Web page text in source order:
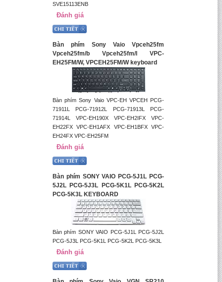
SVE15113ENB
Đánh giá
Bàn phím Sony Vaio Vpceh25fm
Vpceh25fm/b Vpceh25fm/l VPC-
EH25FM/W, VPCEH25FM/W keyboard
Bàn phím Sony Vaio VPC-EH VPCEH PCG-
71911L PCG-71912L PCG-71913L PCG-
71914L VPC-EH190X VPC-EH2IFX VPC-
EH22FX VPC-EH1AFX VPC-EH1BFX VPC-
EH24FX VPC-EH25FM
Đánh giá
Bàn phím SONY VAIO PCG-5J1L PCG-
5J2L PCG-5J3L PCG-5K1L PCG-5K2L
PCG-5K3L KEYBOARD
Bàn phím SONY VAIO PCG-5J1L PCG-5J2L
PCG-5J3L PCG-5K1L PCG-5K2L PCG-5K3L
Đánh giá